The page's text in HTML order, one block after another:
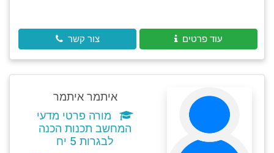
עוד פרטים צור קשר
איתמר איתמר
מורה פרטי מדעי
המחשב תכנות הכנה
לבגרות 5 יח